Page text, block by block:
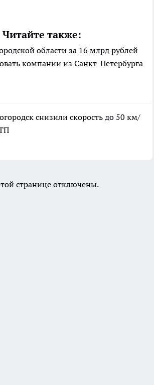
Читайте также:
области за 16 млрд рублей
компании из Санкт-Петербурга
снизили скорость до 50 км/
странице отключены.